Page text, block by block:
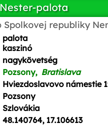
Nester-palota
republiky
Pymouss/CC BY-SA
palota
kaszinó
nagykövetség
Pozsony, Bratislava
Hviezdoslavovo námestie
Pozsony
Szlovákia
48.140764, 17.106613